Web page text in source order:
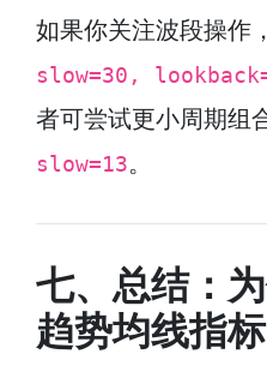
如果你关注波段操作
slow=30,
者可尝试更小周期组
slow=13。
七、总结：
趋势均线指